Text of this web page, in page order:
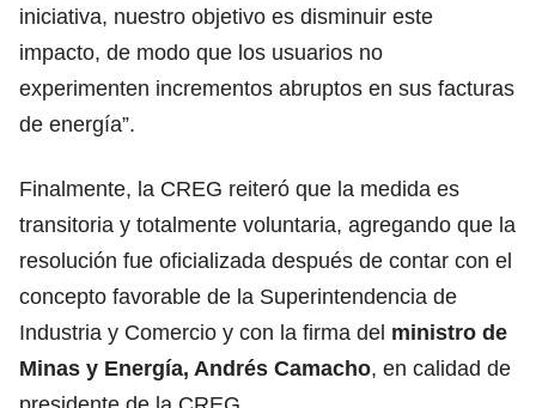
iniciativa, nuestro objetivo es disminuir este
impacto, de modo que los usuarios no
experimenten incrementos abruptos en sus facturas
de energía”.
Finalmente, la CREG reiteró que la medida es
transitoria y totalmente voluntaria, agregando que la
resolución fue oficializada después de contar con el
concepto favorable de la Superintendencia de
Industria y Comercio y con la firma del ministro de
Minas y Energía, Andrés Camacho, en calidad de